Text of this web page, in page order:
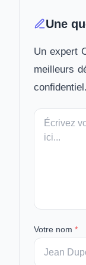
Une
Un expert
meilleurs
confidentiel.
Votre
message
Votre nom *